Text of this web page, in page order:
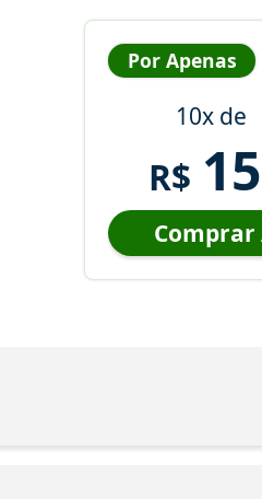
Por Apenas
10x de
R$
Comprar